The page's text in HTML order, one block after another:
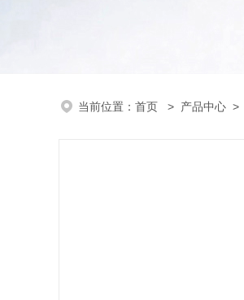
当前位置： 首页 > 产品中心 >